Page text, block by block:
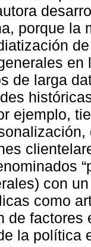
porque la
de larga
ejemplo,
con
como
de
la política